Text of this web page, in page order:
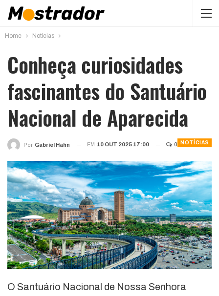
Home Notícias
Conheça curiosidades
fascinantes do Santuário
Nacional de Aparecida
NOTÍCIAS
Por Gabriel Hahn EM 10 OUT 2025 17:00 0
O Santuário Nacional de Nossa Senhora